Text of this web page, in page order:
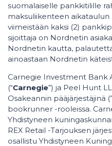
suomalaiselle pankkitilille
maksuliikenteen aikataulun
viimeistään kaksi (2)
sijoittaja on Nordnetin
Nordnetin kautta,
ainoastaan Nordnetin
Carnegie Investment Bank
(“Carnegie”) ja Peel Hunt
Osakeannin pääjärjestäjinä (”
bookrunner -rooleissa.
Yhdistyneen
REX Retail -Tarjouksen
osallistu Yhdistyneen